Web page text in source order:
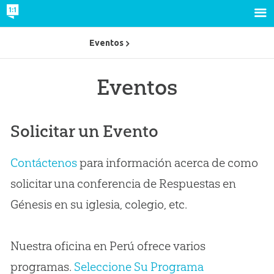
Eventos
Solicitar un Evento
Contáctenospara información acerca de como
solicitar una conferencia de Respuestas en
Génesis en su iglesia, colegio, etc.
Nuestra oficina en Perú ofrece varios
programas. Seleccione Su Programa
Eventos